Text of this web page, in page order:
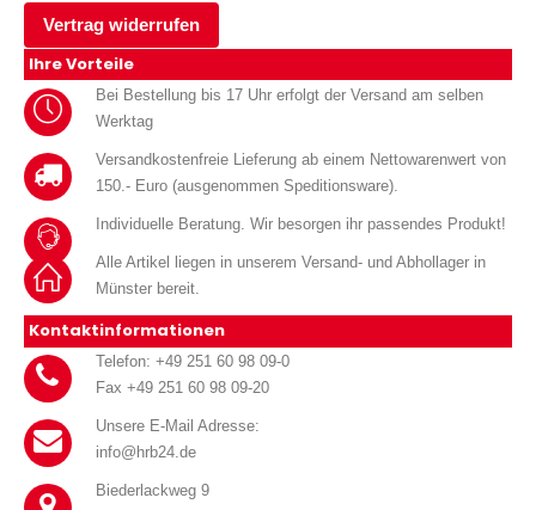
Vertrag widerrufen
Ihre Vorteile
Bei Bestellung bis 17 Uhr erfolgt der Versand am selben
Werktag
Versandkostenfreie Lieferung ab einem Nettowarenwert von
150.- Euro (ausgenommen Speditionsware).
Individuelle Beratung. Wir besorgen ihr passendes Produkt!
Alle Artikel liegen in unserem Versand- und Abhollager in
Münster bereit.
Kontaktinformationen
Telefon: +49 251 60 98 09-0
Fax +49 251 60 98 09-20
Unsere E-Mail Adresse:
info@hrb24.de
Biederlackweg 9